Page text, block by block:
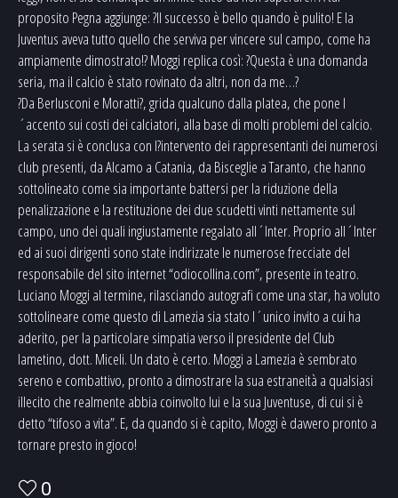
proposito Pegna aggiunge: ?Il successo è bello quando è pulito! E la
Juventus aveva tutto quello che serviva per vincere sul campo, come ha
ampiamente dimostrato!? Moggi replica così: ?Questa è una domanda
seria, ma il calcio è stato rovinato da altri, non da me…?
?Da Berlusconi e Moratti?, grida qualcuno dalla platea, che pone l
´accento sui costi dei calciatori, alla base di molti problemi del calcio.
La serata si è conclusa con l?intervento dei rappresentanti dei numerosi
club presenti, da Alcamo a Catania, da Bisceglie a Taranto, che hanno
sottolineato come sia importante battersi per la riduzione della
penalizzazione e la restituzione dei due scudetti vinti nettamente sul
campo, uno dei quali ingiustamente regalato all´Inter. Proprio all´Inter
ed ai suoi dirigenti sono state indirizzate le numerose frecciate del
responsabile del sito internet “odiocollina.com”, presente in teatro.
Luciano Moggi al termine, rilasciando autografi come una star, ha voluto
sottolineare come questo di Lamezia sia stato l´unico invito a cui ha
aderito, per la particolare simpatia verso il presidente del Club
lametino, dott. Miceli. Un dato è certo. Moggi a Lamezia è sembrato
sereno e combattivo, pronto a dimostrare la sua estraneità a qualsiasi
illecito che realmente abbia coinvolto lui e la sua Juventuse, di cui si è
detto “tifoso a vita”. E, da quando si è capito, Moggi è davvero pronto a
tornare presto in gioco!
0